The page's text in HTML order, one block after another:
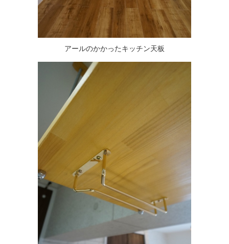
アールのかかったキッチン天板